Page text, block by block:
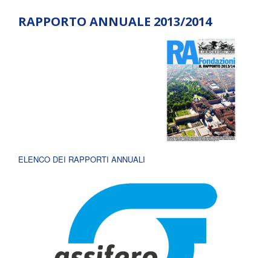
RAPPORTO ANNUALE 2013/2014
ELENCO DEI RAPPORTI ANNUALI